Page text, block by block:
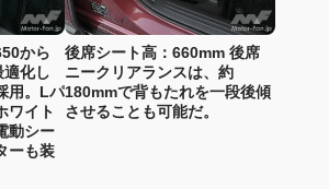
から
化し
用。Lパ
ワイト
動シー
ーも装
後席シート高：660mm 後席
ニークリアランスは、約
180mmで背もたれを一段後傾
させることも可能だ。